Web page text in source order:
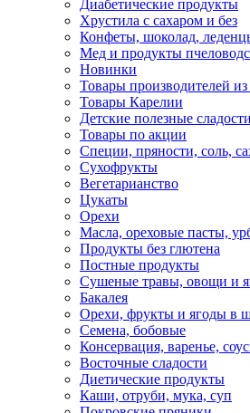
Диабетические продукты
Хрустила с сахаром и без
Конфеты, шоколад,
Мед и продукты
Новинки
Товары производителей
Товары Карелии
Детские полезные сладости
Товары по акции
Специи, пряности, соль,
Сухофрукты
Вегетарианство
Цукаты
Орехи
Масла, ореховые пасты,
Продукты без глютена
Постные продукты
Сушеные травы, овощи и
Бакалея
Орехи, фрукты и ягоды в
Семена, бобовые
Консервация, варенье,
Восточные сладости
Диетические продукты
Каши, отруби, мука, суп